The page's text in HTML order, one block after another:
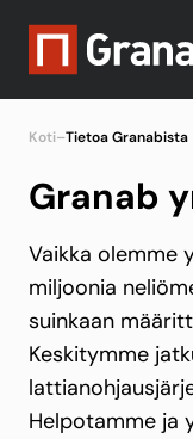
Koti–Tietoa Granabista
Granab
Vaikka olemme
miljoonia
suinkaan
Keskitymme
Helpotamme ja